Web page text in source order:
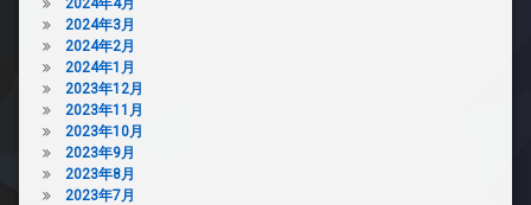
2024年4月
2024年3月
2024年2月
2024年1月
2023年12月
2023年11月
2023年10月
2023年9月
2023年8月
2023年7月